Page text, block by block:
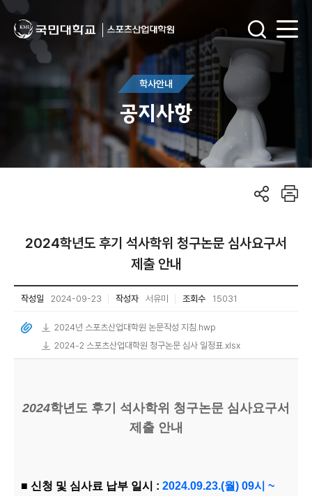
학사안내
공지사항
2024학년도 후기 석사학위 청구논문 심사요구서
제출 안내
작성일 2024-09-23 작성자 서유미 조회수 15031
2024년 스포츠산업대학원 논문작성 지침.hwp
2024-2 스포츠산업대학원 청구논문 심사 일정표.xlsx
2024학년도 후기 석사학위 청구논문 심사요구서
제출 안내
■ 신청 및 심사료 납부 일시 : 2024.09.23.(월) 09시 ~